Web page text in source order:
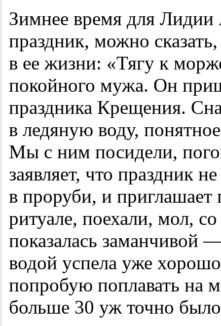
Зимнее время для
праздник, можно
в ее жизни: «Тягу к
покойного мужа. Он
праздника Крещения.
в ледяную воду,
Мы с ним посидели,
заявляет, что праздник
в проруби, и приглашает
ритуале, поехали, мол,
показалась заманчивой
водой успела уже
попробую поплавать на
больше 30 уж точно